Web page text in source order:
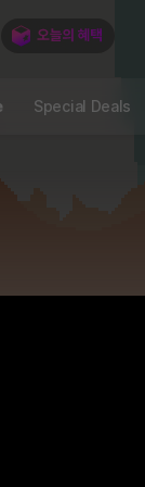
Special Deals